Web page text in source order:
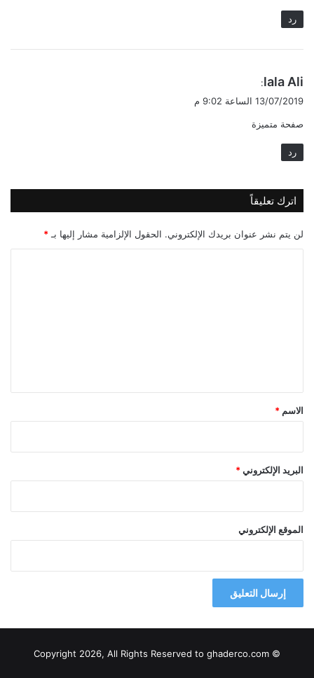
رد
ي
ل
lala Ali
:
13/07/2019 الساعة 9:02 م
صفحة متميزة
رد
اترك تعليقاً
لن يتم نشر عنوان بريدك الإلكتروني. الحقول الإلزامية مشار إليها بـ *
*
الاسم *
البريد الإلكتروني *
الموقع الإلكتروني
© Copyright 2026, All Rights Reserved to ghaderco.com